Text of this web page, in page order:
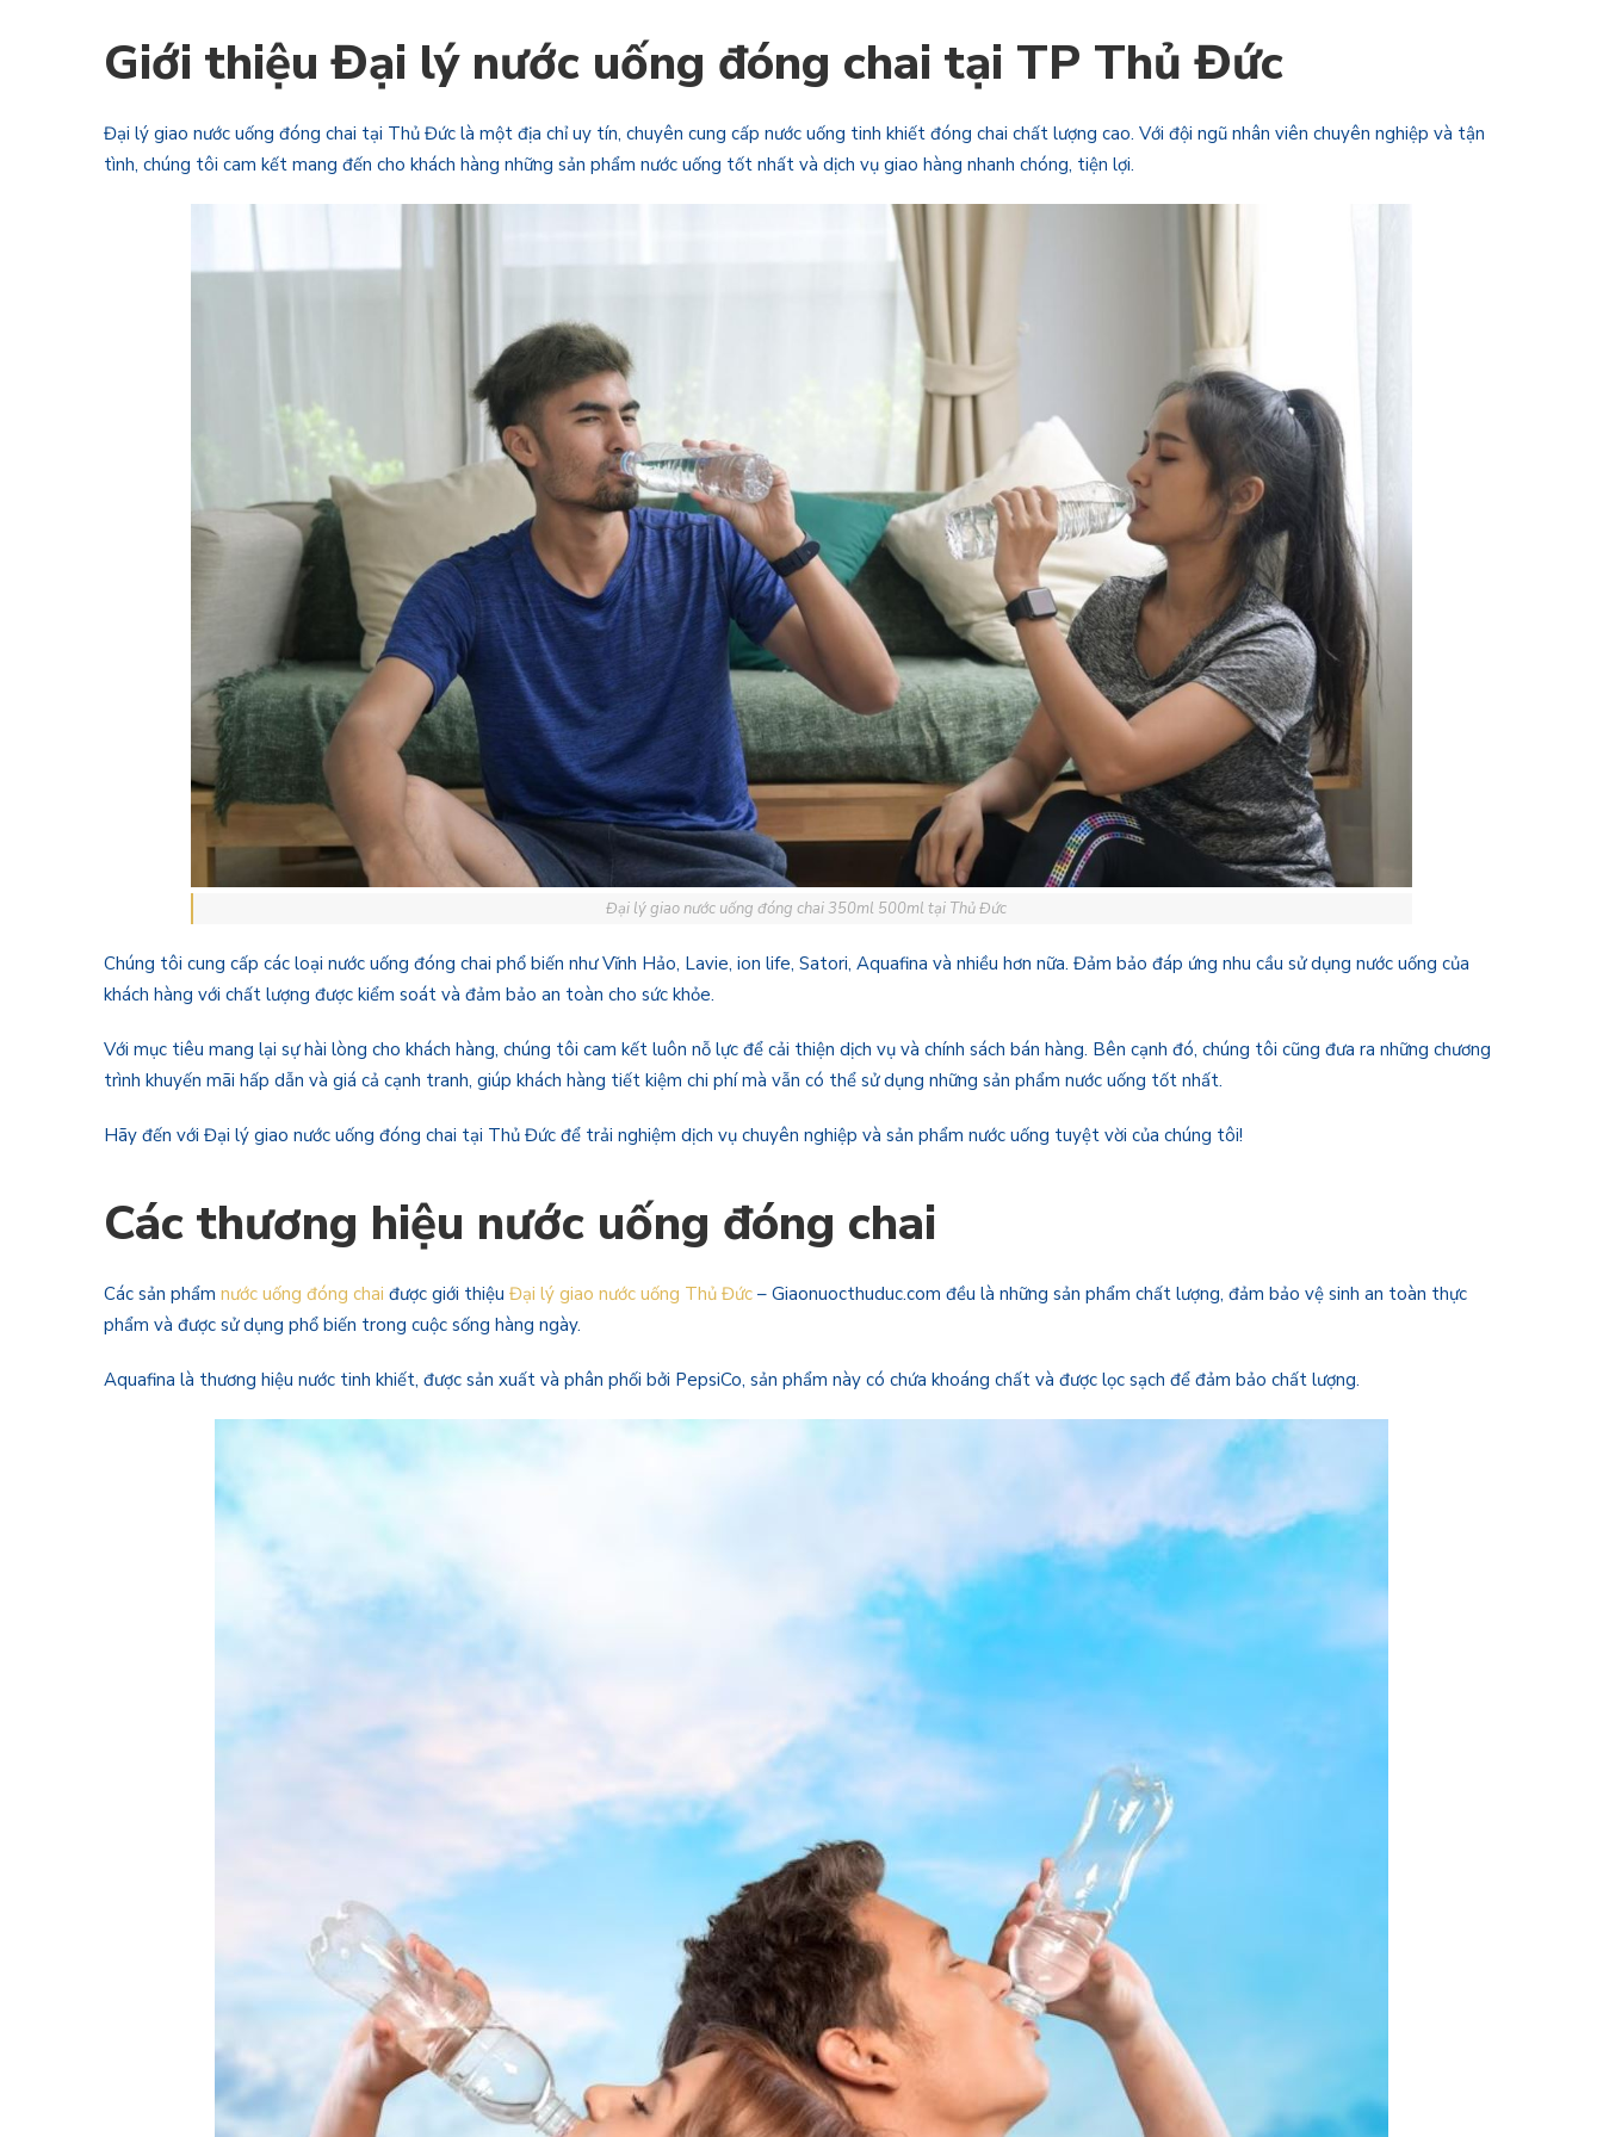
Giới thiệu Đại lý nước uống đóng chai tại TP Thủ Đức
Đại lý giao nước uống đóng chai tại Thủ Đức là một địa chỉ uy tín, chuyên cung cấp nước uống tinh khiết đóng chai chất lượng cao. Với đội ngũ nhân viên chuyên nghiệp và tận
tình, chúng tôi cam kết mang đến cho khách hàng những sản phẩm nước uống tốt nhất và dịch vụ giao hàng nhanh chóng, tiện lợi.
Đại lý giao nước uống đóng chai 350ml 500ml tại Thủ Đức
Chúng tôi cung cấp các loại nước uống đóng chai phổ biến như Vĩnh Hảo, Lavie, ion life, Satori, Aquafina và nhiều hơn nữa. Đảm bảo đáp ứng nhu cầu sử dụng nước uống của
khách hàng với chất lượng được kiểm soát và đảm bảo an toàn cho sức khỏe.
Với mục tiêu mang lại sự hài lòng cho khách hàng, chúng tôi cam kết luôn nỗ lực để cải thiện dịch vụ và chính sách bán hàng. Bên cạnh đó, chúng tôi cũng đưa ra những chương
trình khuyến mãi hấp dẫn và giá cả cạnh tranh, giúp khách hàng tiết kiệm chi phí mà vẫn có thể sử dụng những sản phẩm nước uống tốt nhất.
Hãy đến với Đại lý giao nước uống đóng chai tại Thủ Đức để trải nghiệm dịch vụ chuyên nghiệp và sản phẩm nước uống tuyệt vời của chúng tôi!
Các thương hiệu nước uống đóng chai
Các sản phẩm nước uống đóng chai được giới thiệu Đại lý giao nước uống Thủ Đức – Giaonuocthuduc.com đều là những sản phẩm chất lượng, đảm bảo vệ sinh an toàn thực
phẩm và được sử dụng phổ biến trong cuộc sống hàng ngày.
Aquafina là thương hiệu nước tinh khiết, được sản xuất và phân phối bởi PepsiCo, sản phẩm này có chứa khoáng chất và được lọc sạch để đảm bảo chất lượng.